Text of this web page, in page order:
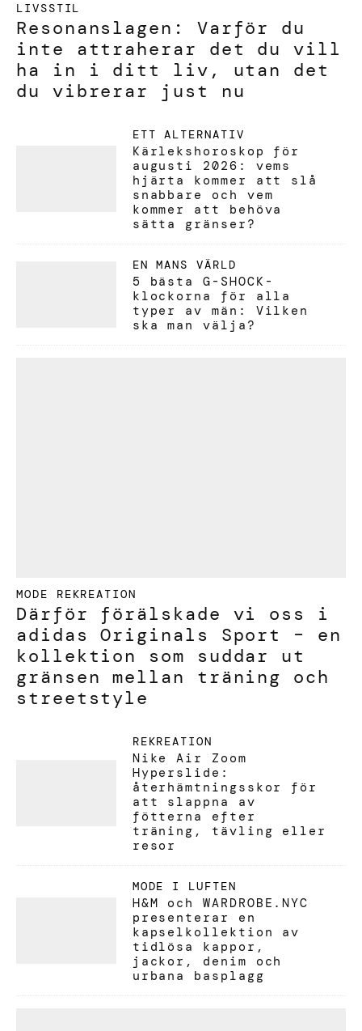
LIVSSTIL
Resonanslagen: Varför du
inte attraherar det du vill
ha in i ditt liv, utan det
du vibrerar just nu
ETT ALTERNATIV
Kärlekshoroskop för
augusti 2026: vems
hjärta kommer att slå
snabbare och vem
kommer att behöva
sätta gränser?
EN MANS VÄRLD
5 bästa G-SHOCK-
klockorna för alla
typer av män: Vilken
ska man välja?
MODE REKREATION
Därför förälskade vi oss i
adidas Originals Sport – en
kollektion som suddar ut
gränsen mellan träning och
streetstyle
REKREATION
Nike Air Zoom
Hyperslide:
återhämtningsskor för
att slappna av
fötterna efter
träning, tävling eller
resor
MODE I LUFTEN
H&M och WARDROBE.NYC
presenterar en
kapselkollektion av
tidlösa kappor,
jackor, denim och
urbana basplagg